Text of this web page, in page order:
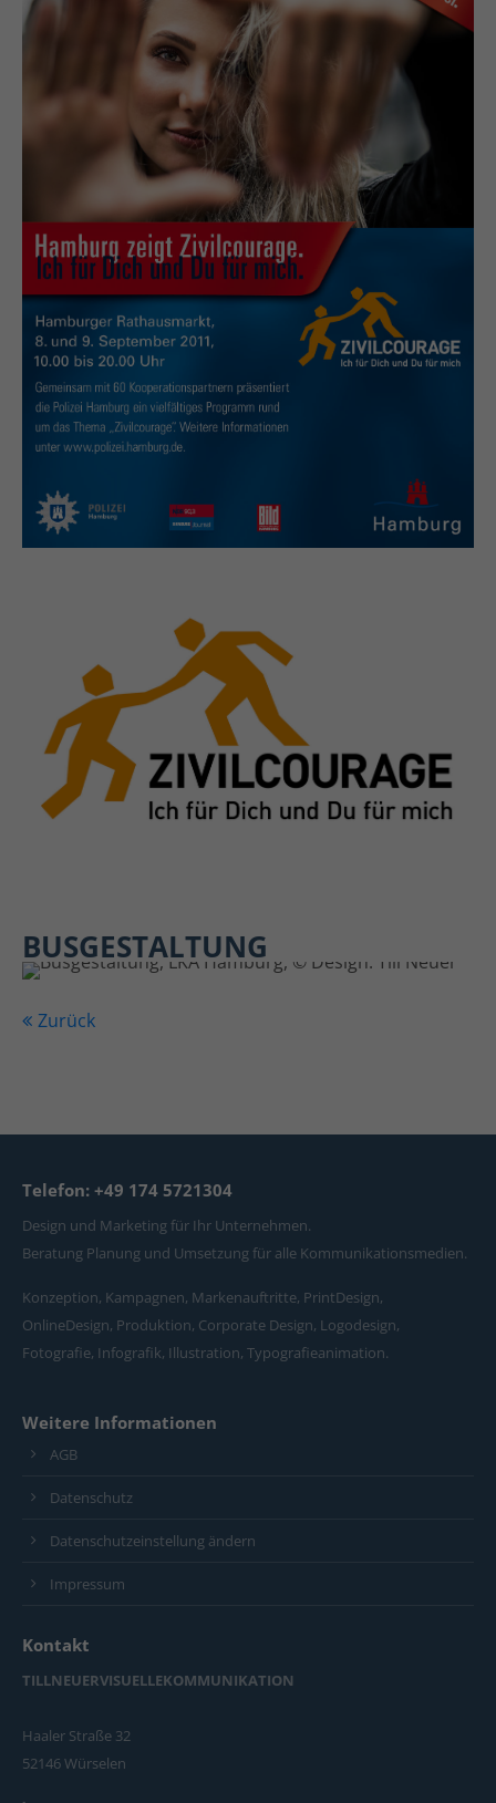
BUSGESTALTUNG
Zurück
Telefon: +49 174 5721304
Design und Marketing für Ihr Unternehmen.
Beratung Planung und Umsetzung für alle Kommunikationsmedien.
Konzeption, Kampagnen, Markenauftritte, PrintDesign,
OnlineDesign, Produktion, Corporate Design, Logodesign,
Fotografie, Infografik, Illustration, Typografieanimation.
Weitere Informationen
AGB
Datenschutz
Datenschutzeinstellung ändern
Impressum
Kontakt
TILLNEUERVISUELLEKOMMUNIKATION
Haaler Straße 32
52146 Würselen